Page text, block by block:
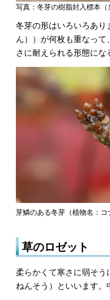
写真：冬芽の樹脂封入標本（
冬芽の形はいろいろあり
ん））が何枚も重なっ
さに耐えられる形態にな
芽鱗のある冬芽（植
草のロゼット
柔らかくて寒さに弱そう
ねんそう）といいます。